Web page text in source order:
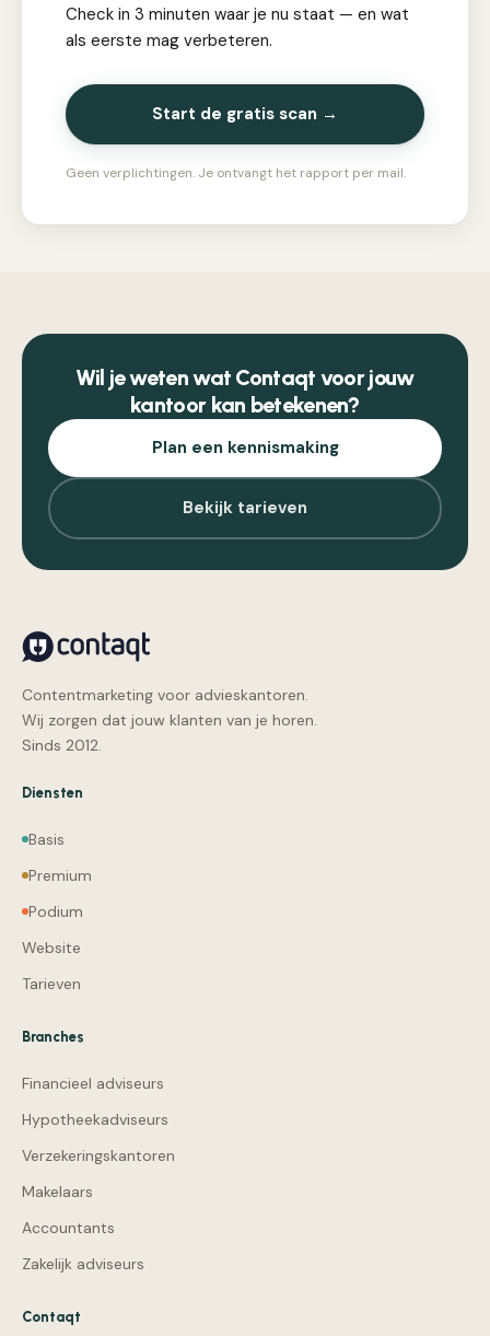
Check in 3 minuten waar je nu staat — en wat
als eerste mag verbeteren.
Start de gratis scan →
Geen verplichtingen. Je ontvangt het rapport per mail.
Wil je weten wat Contaqt voor jouw
kantoor kan betekenen?
Plan een kennismaking
Bekijk tarieven
Contentmarketing voor advieskantoren.
Wij zorgen dat jouw klanten van je horen.
Sinds 2012.
Diensten
Basis
Premium
Podium
Website
Tarieven
Branches
Financieel adviseurs
Hypotheekadviseurs
Verzekeringskantoren
Makelaars
Accountants
Zakelijk adviseurs
Contaqt